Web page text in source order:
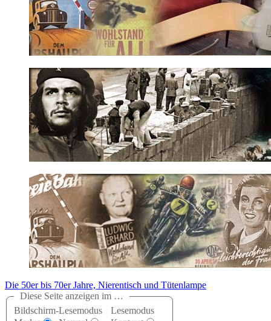
Die 50er bis 70er Jahre, Nierentisch und Tütenlampe
Diese Seite anzeigen im …
Bildschirm-Lesemodus
Lesemodus